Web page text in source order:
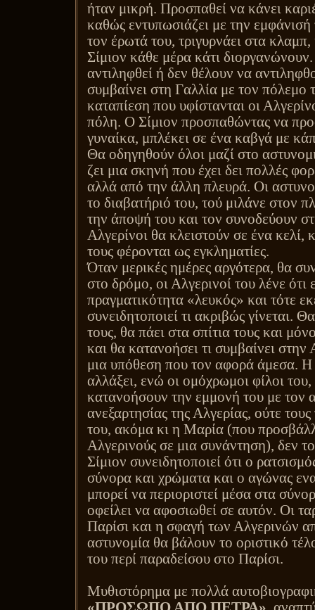
ήταν μικρή. Προσπαθεί να κάνει
καθώς εντυπωσιάζει με την εμφάνισή
τον έρωτά του, τριγυρνάει στα κλαμπ,
Σίμιον κάθε μέρα κάτι
αντιληφθεί ή δεν θέλουν να
συμβαίνει στη Γαλλία με τον πόλεμο
καταπίεση που υφίστανται οι
πόλη. Ο Σίμιον προσπαθώντας να
γυναίκα, μπλέκει σε ένα καβγά με
Θα οδηγηθούν όλοι μαζί στο
ζει μια σκηνή που έχει δει πολλές
αλλά από την άλλη πλευρά. Οι
το διαβατήριό του, τού μιλάνε στον
την άποψή του και τον συνοδεύουν
Αλγερίνοι θα κλειστούν σε ένα κελί,
τους φέρονται ως εγκληματίες.
Όταν μερικές ημέρες αργότερα, θα
στο δρόμο, οι Αλγερινοί του λένε ότι
πραγματικότητα «λευκός» και τότε
συνειδητοποιεί τι ακριβώς γίνεται.
τους, θα πάει στα σπίτια τους και
και θα κατανοήσει τι συμβαίνει στην
μια υπόθεση που τον αφορά άμεσα.
αλλάξει, ενώ οι ομόχρωμοι φίλοι
κατανοήσουν την εμμονή του με τον
ανεξαρτησίας της Αλγερίας, ούτε
του, ακόμα κι η Μαρία (που
Αλγερινούς σε μια συνάντηση), δεν
Σίμιον συνειδητοποιεί ότι ο
σύνορα και χρώματα και ο αγώνας
μπορεί να περιοριστεί μέσα στα
οφείλει να αφοσιωθεί σε αυτόν. Οι
Παρίσι και η σφαγή των Αλγερινών
αστυνομία θα βάλουν το οριστικό
του περί παραδείσου στο Παρίσι.
Μυθιστόρημα με πολλά